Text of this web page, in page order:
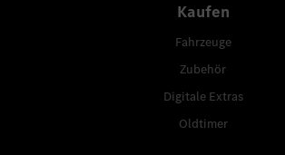
Kaufen
Fahrzeuge
Zubehör
Digitale Extras
Oldtimer